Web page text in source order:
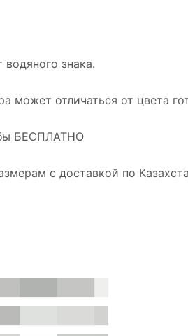
знака.
может отличаться от цвета
БЕСПЛАТНО
с доставкой по